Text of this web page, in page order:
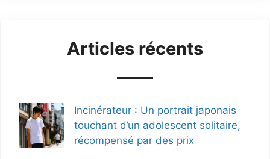
Articles récents
Incinérateur : Un portrait japonais
touchant d’un adolescent solitaire,
récompensé par des prix